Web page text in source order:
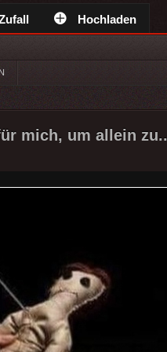
Hochladen
mich, um allein zu..